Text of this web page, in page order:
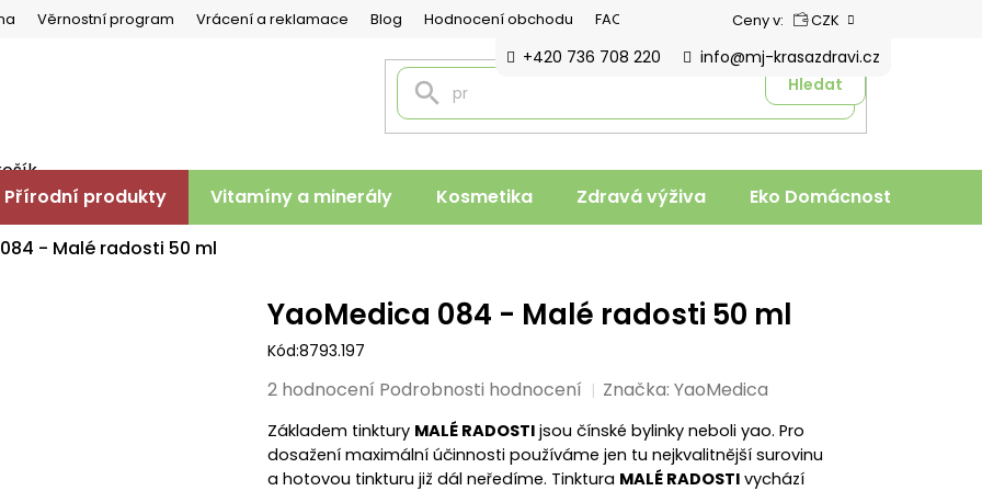
Věrnostní program Vrácení a reklamace Blog Hodnocení obchodu FAQ Ceny v: CZK
Hledat
+420 736 708 220 info@mj-krasazdravi.cz
Přírodní produkty Vitamíny a minerály Kosmetika Zdravá výživa Eko Domácnost
- Malé radosti 50 ml
Základem tinktury MALÉ RADOSTI jsou čínské bylinky neboli yao. Pro
dosažení maximální účinnosti používáme jen tu nejkvalitnější surovinu
a hotovou tinkturu již dál neředíme. Tinktura MALÉ RADOSTI vychází
YaoMedica 084 - Malé radosti 50 ml
Kód:8793.197
Průměrné
produktu
je
4,5
2 hodnocení Podrobnosti hodnocení Značka:YaoMedica